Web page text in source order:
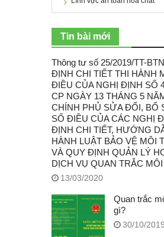
Tin bài mới
Thông tư số 25/2019/TT-
ĐỊNH CHI TIẾT THI HÀNH
ĐIỀU CỦA NGHỊ ĐỊNH SỐ
CP NGÀY 13 THÁNG 5
CHÍNH PHỦ SỬA ĐỔI, BỔ
SỐ ĐIỀU CỦA CÁC NGHỊ
ĐỊNH CHI TIẾT, HƯỚNG
HÀNH LUẬT BẢO VỆ MÔI
VÀ QUY ĐỊNH QUẢN LÝ
DỊCH VỤ QUAN TRẮC
13/03/2020
Quan trắc
gì?
30/10/2019